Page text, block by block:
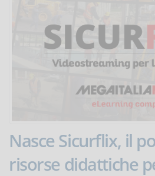
Nasce Sicurflix, il
risorse didattiche